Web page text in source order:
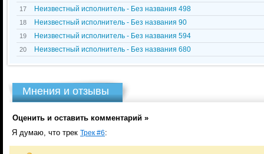
17 Неизвестный исполнитель - Без названия 498
18 Неизвестный исполнитель - Без названия 90
19 Неизвестный исполнитель - Без названия 594
20 Неизвестный исполнитель - Без названия 680
Мнения и отзывы
Оценить и оставить комментарий »
Я думаю, что трек Трек #6: